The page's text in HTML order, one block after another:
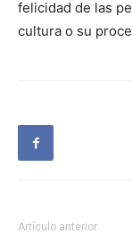
felicidad de las
cultura o su
Artículo anterior